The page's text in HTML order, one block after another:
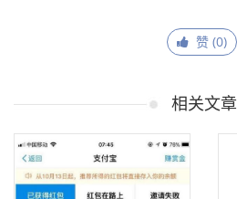
赞 (0)
相关文章